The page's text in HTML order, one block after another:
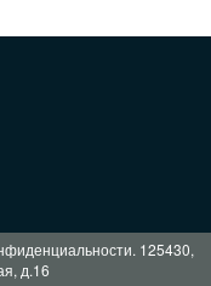
. 125430,
д.16